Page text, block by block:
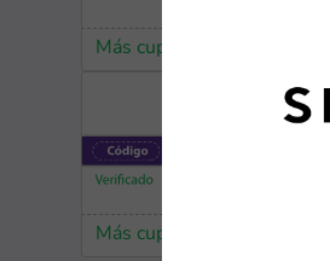
Más cupones de Hiraoka
Más cupones de iHerb